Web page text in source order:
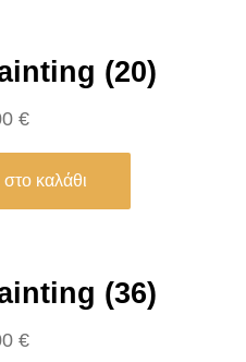
(20)
€
καλάθι
(36)
€